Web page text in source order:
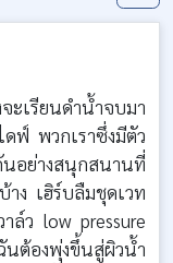
เรียนดำน้ำจบมา
ฟ์ พวกเราซึ่งมีตัว
นอย่างสนุกสนานที่
ง เฮิร์บลืมชุดเวท
ล์ว low pressure
ต้องพุ่งขึ้นสู่ผิวน้ำ